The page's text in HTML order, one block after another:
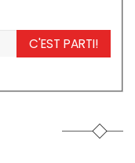
C'EST PARTI!